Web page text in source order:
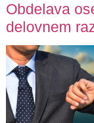
Obdelava
delovnem